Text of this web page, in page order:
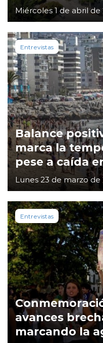
Miércoles 1 de abril de
Entrevistas
Balance
marca la
pese a caída
Lunes 23 de marzo de
Entrevistas
avances
marcando la